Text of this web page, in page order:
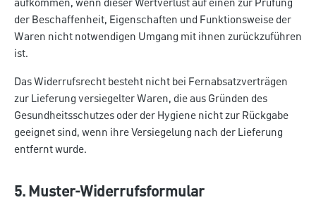
aufkommen, wenn dieser Wertverlust auf einen zur Prüfung
der Beschaffenheit, Eigenschaften und Funktionsweise der
Waren nicht notwendigen Umgang mit ihnen zurückzuführen
ist.
Das Widerrufsrecht besteht nicht bei Fernabsatzverträgen
zur Lieferung versiegelter Waren, die aus Gründen des
Gesundheitsschutzes oder der Hygiene nicht zur Rückgabe
geeignet sind, wenn ihre Versiegelung nach der Lieferung
entfernt wurde.
5. Muster-Widerrufsformular